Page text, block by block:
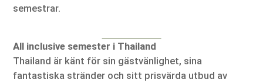
semestrar.
All inclusive semester i Thailand
Thailand är känt för sin gästvänlighet, sina
fantastiska stränder och sitt prisvärda utbud av